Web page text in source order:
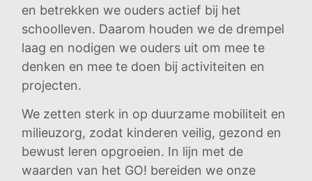
en betrekken we ouders actief bij het
schoolleven. Daarom houden we de drempel
laag en nodigen we ouders uit om mee te
denken en mee te doen bij activiteiten en
projecten.
We zetten sterk in op duurzame mobiliteit en
milieuzorg, zodat kinderen veilig, gezond en
bewust leren opgroeien. In lijn met de
waarden van het GO! bereiden we onze